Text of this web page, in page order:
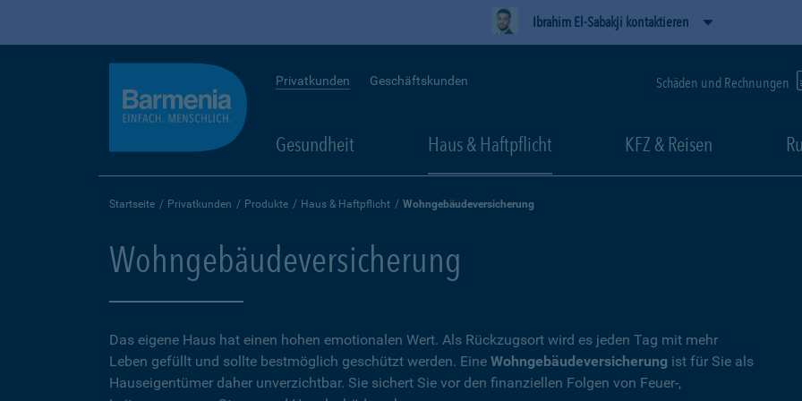
Ibrahim El-Sabakji kontaktieren
Privatkunden Geschäftskunden Schäden und Rechnungen
Gesundheit Haus & Haftpflicht KFZ & Reisen
Startseite Privatkunden Produkte Haus & Haftpflicht Wohngebäudeversicherung
Wohngebäudeversicherung
Das eigene Haus hat einen hohen emotionalen Wert. Als Rückzugsort wird es jeden Tag mit mehr
Leben gefüllt und sollte bestmöglich geschützt werden. Eine Wohngebäudeversicherung ist für Sie als
Hauseigentümer daher unverzichtbar. Sie sichert Sie vor den finanziellen Folgen von Feuer-,